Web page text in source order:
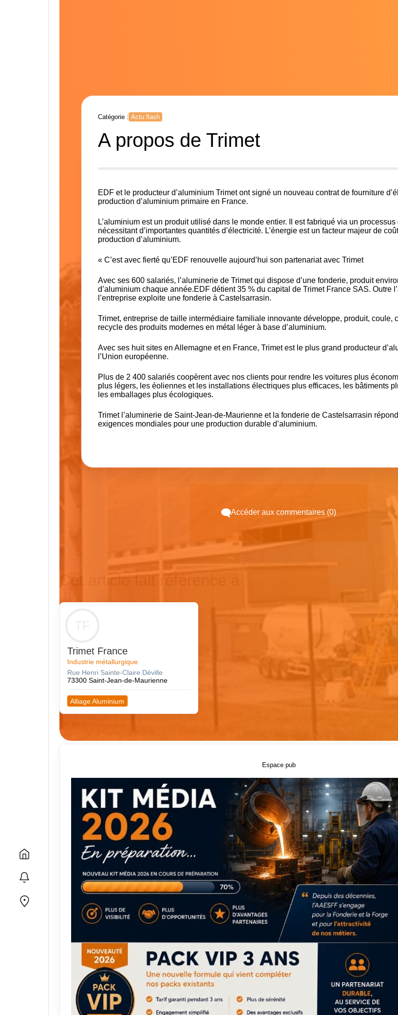
Catégorie : Actu flash
A propos de Trimet
EDF et le producteur d’aluminium Trimet ont signé un nouveau contrat de fourniture
production d’aluminium primaire en France.
L’aluminium est un produit utilisé dans le monde entier. Il est fabriqué via un
nécessitant d’importantes quantités d’électricité. L’énergie est un facteur majeur de
production d’aluminium.
« C’est avec fierté qu’EDF renouvelle aujourd’hui son partenariat avec Trimet
Avec ses 600 salariés, l’aluminerie de Trimet qui dispose d’une fonderie, produit
d’aluminium chaque année.EDF détient 35 % du capital de Trimet France SAS. Outre
l’entreprise exploite une fonderie à Castelsarrasin.
Trimet, entreprise de taille intermédiaire familiale innovante développe, produit, coule,
recycle des produits modernes en métal léger à base d’aluminium.
Avec ses huit sites en Allemagne et en France, Trimet est le plus grand producteur
l’Union européenne.
Plus de 2 400 salariés coopèrent avec nos clients pour rendre les voitures plus
plus légers, les éoliennes et les installations électriques plus efficaces, les bâtiments
les emballages plus écologiques.
Trimet l’aluminerie de Saint-Jean-de-Maurienne et la fonderie de Castelsarrasin
exigences mondiales pour une production durable d’aluminium.
Accéder aux commentaires (0)
Cet article fait référence à :
Trimet France
Industrie métallurgique
Rue Henri Sainte-Claire Déville
73300 Saint-Jean-de-Maurienne
Alliage Aluminium
Espace pub